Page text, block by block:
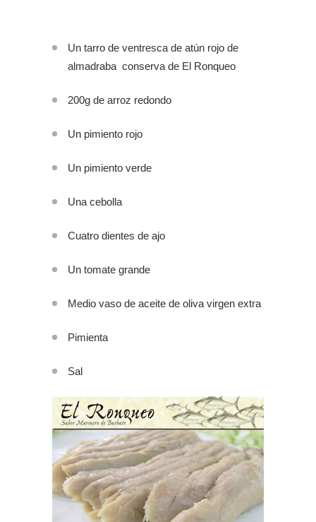
Un tarro de ventresca de atún rojo de
almadraba conserva de El Ronqueo
200g de arroz redondo
Un pimiento rojo
Un pimiento verde
Una cebolla
Cuatro dientes de ajo
Un tomate grande
Medio vaso de aceite de oliva virgen extra
Pimienta
Sal